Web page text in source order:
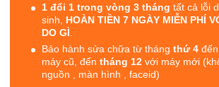
1 đổi 1 trong vòng 3 thángtất cả lỗi
sinh, HOÀN TIỀN 7 NGÀY MIỄN PHÍ
DO GÌ
Bảo hành sửa chữa từ thángthứ 4
máy cũ, đếntháng 12 với máy mới
nguồn , màn hình , faceid)